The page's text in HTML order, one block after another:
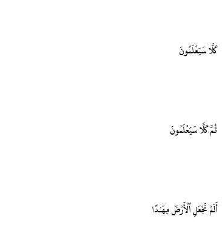
كَلَّا سَيَعْلَمُونَ
ثُمَّ كَلَّا سَيَعْلَمُونَ
أَلَمْ نَجْعَلِ ٱلْأَرْضَ مِهَـٰدًا